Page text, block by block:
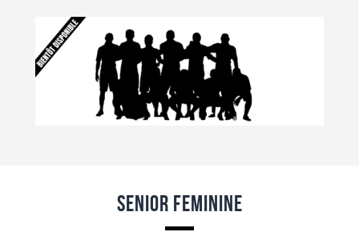
Club
Actualités
Equipes
Féminine
ContactsSENIOR FEMININE